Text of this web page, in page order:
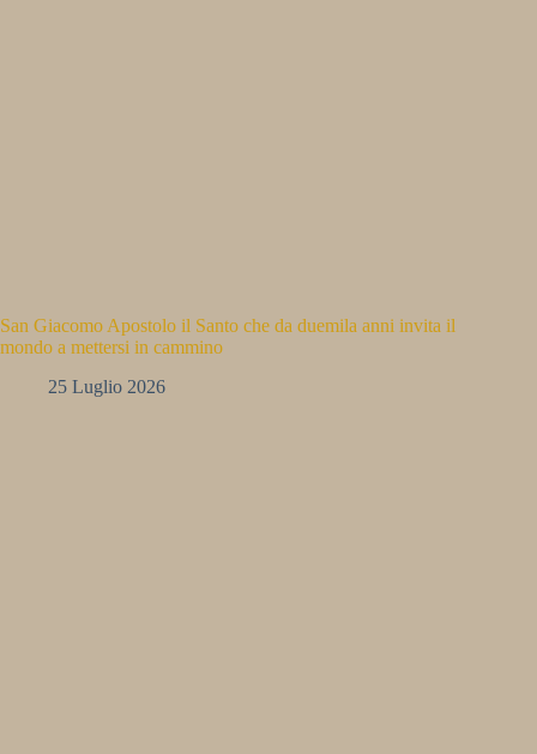
San Giacomo Apostolo il Santo che da duemila anni invita il
mondo a mettersi in cammino
25 Luglio 2026